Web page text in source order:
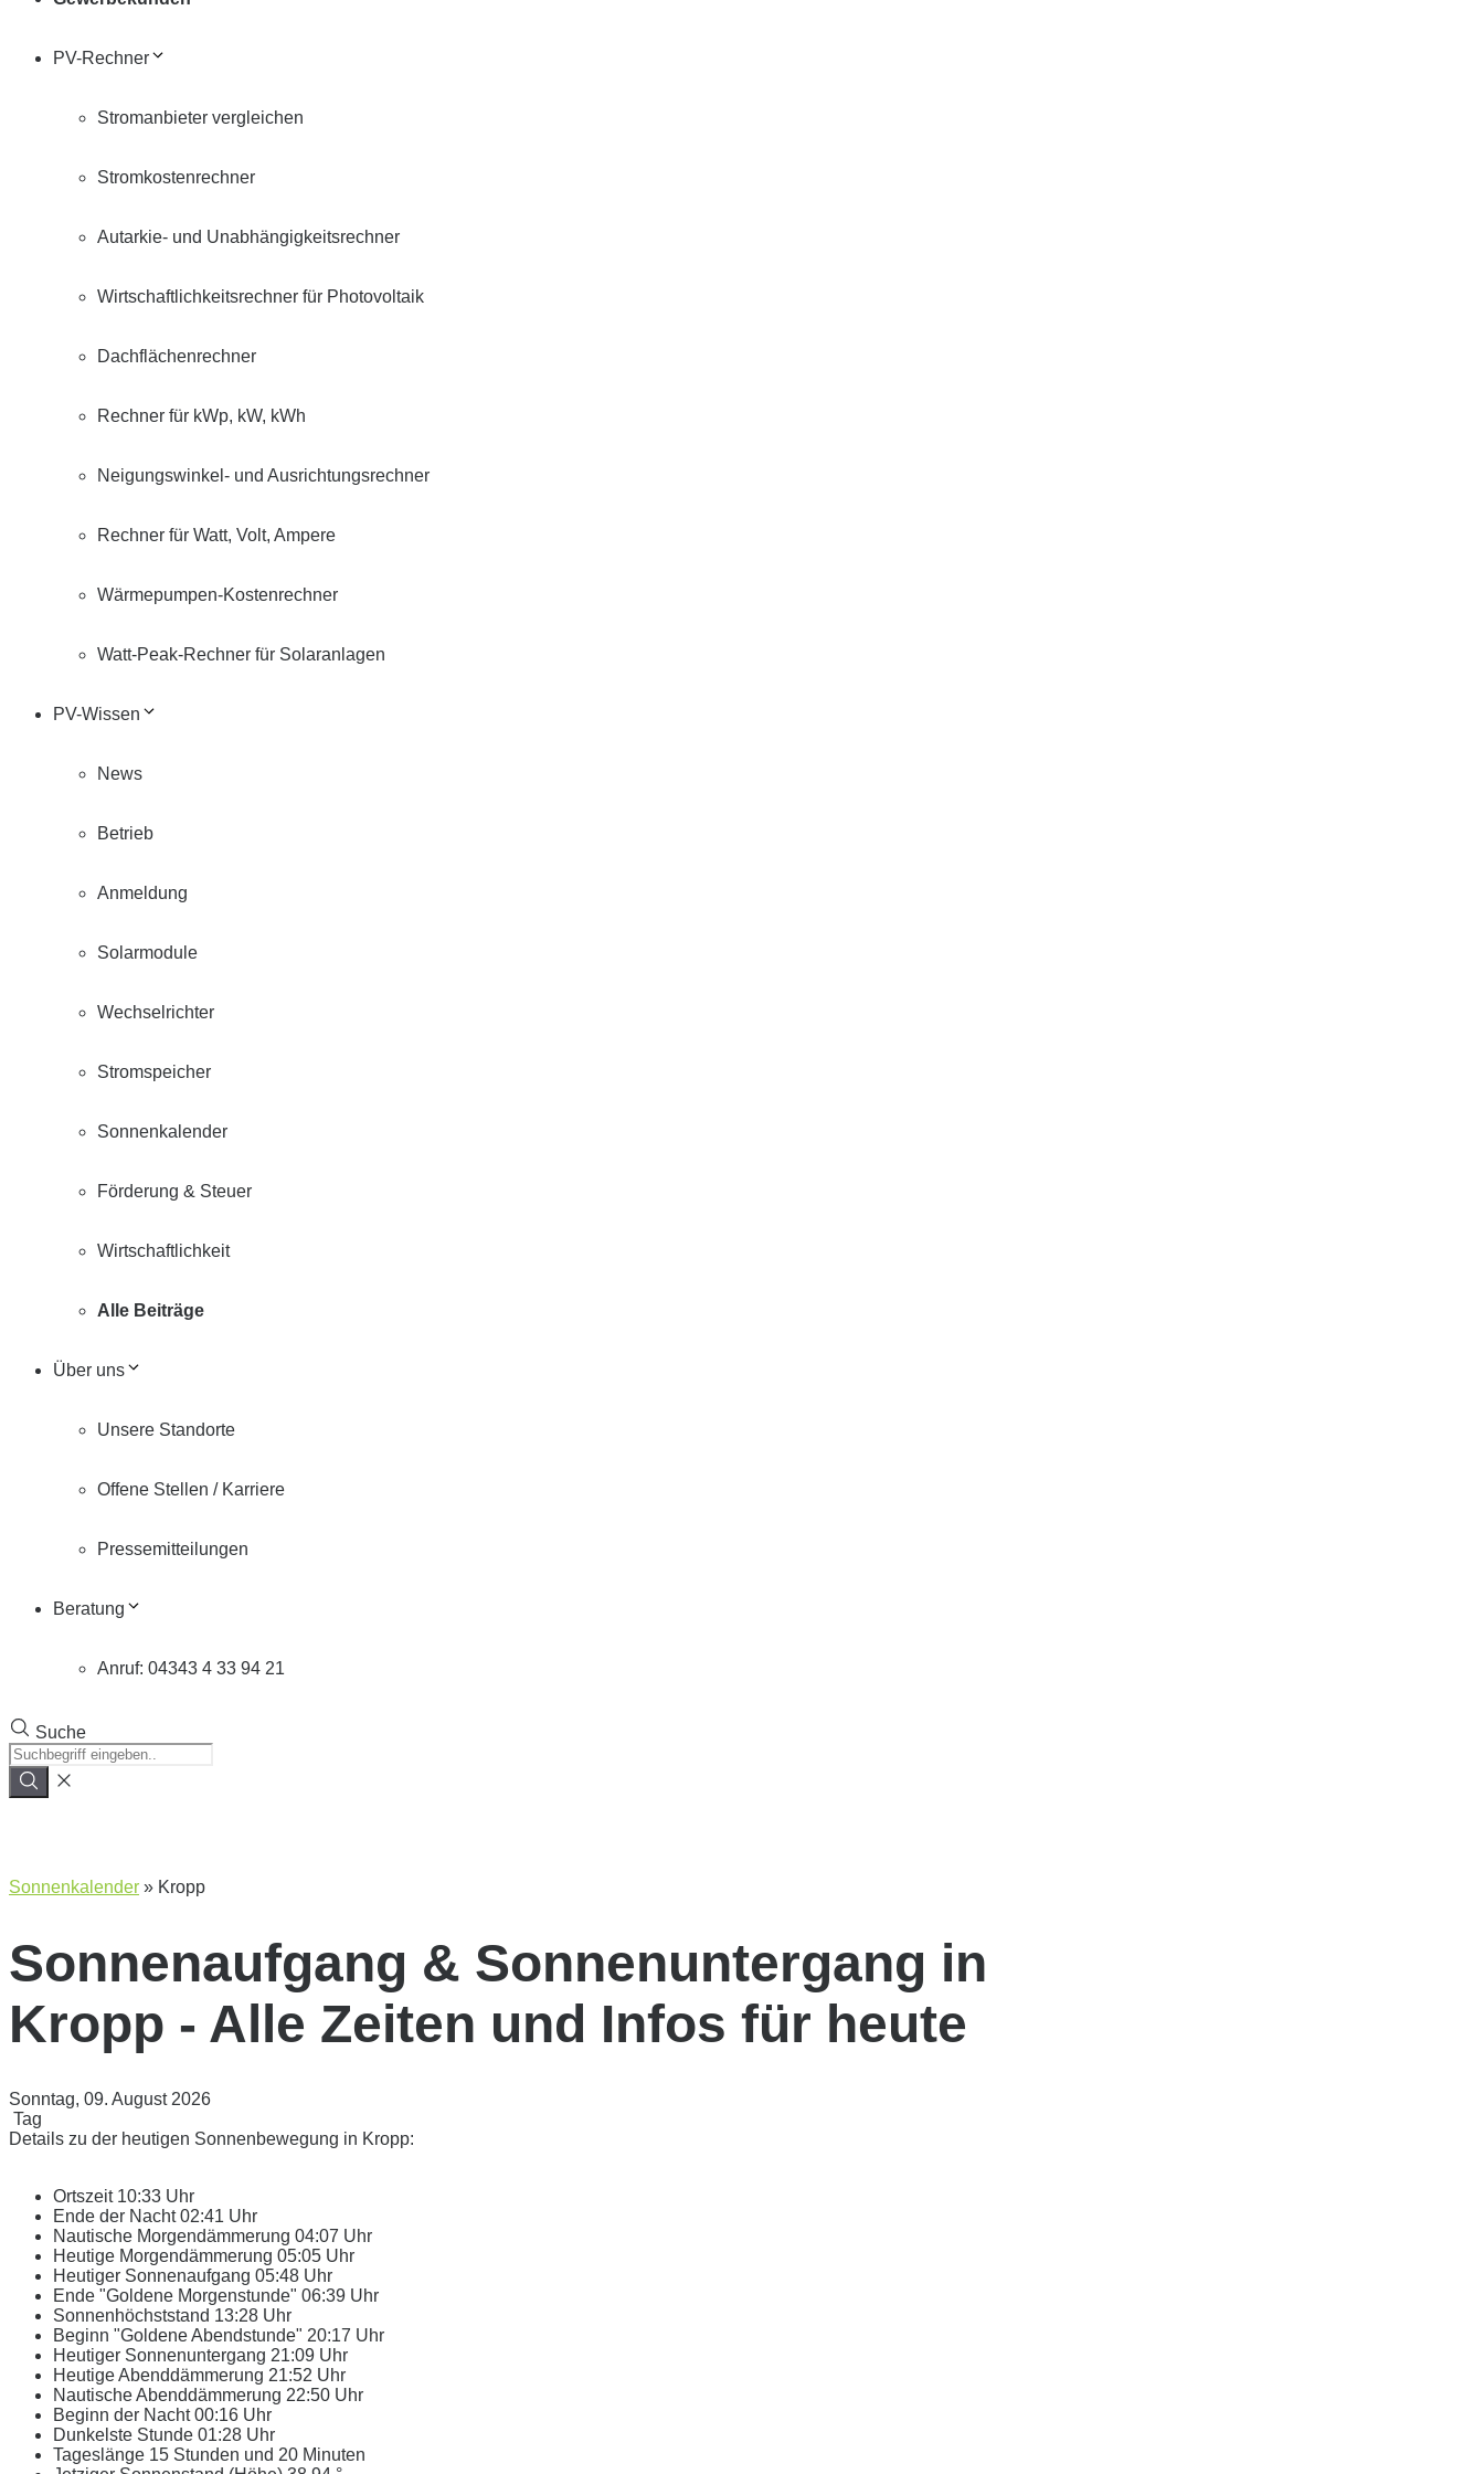
PV-Rechner
Stromanbieter vergleichen
Stromkostenrechner
Autarkie- und Unabhängigkeitsrechner
Wirtschaftlichkeitsrechner für Photovoltaik
Dachflächenrechner
Rechner für kWp, kW, kWh
Neigungswinkel- und Ausrichtungsrechner
Rechner für Watt, Volt, Ampere
Wärmepumpen-Kostenrechner
Watt-Peak-Rechner für Solaranlagen
PV-Wissen
News
Betrieb
Anmeldung
Solarmodule
Wechselrichter
Stromspeicher
Sonnenkalender
Förderung & Steuer
Wirtschaftlichkeit
Alle Beiträge
Über uns
Unsere Standorte
Offene Stellen / Karriere
Pressemitteilungen
Beratung
Anruf: 04343 4 33 94 21
Suche
Sonnenkalender » Kropp
Sonnenaufgang & Sonnenuntergang in
Kropp - Alle Zeiten und Infos für heute
Sonntag, 09. August 2026
Tag
Details zu der heutigen Sonnenbewegung in Kropp:
Ortszeit 10:33 Uhr
Ende der Nacht02:41 Uhr
Nautische Morgendämmerung 04:07 Uhr
Heutige Morgendämmerung 05:05 Uhr
Heutiger Sonnenaufgang 05:48 Uhr
Ende "Goldene Morgenstunde" 06:39 Uhr
Sonnenhöchststand 13:28 Uhr
Beginn "Goldene Abendstunde" 20:17 Uhr
Heutiger Sonnenuntergang 21:09 Uhr
Heutige Abenddämmerung 21:52 Uhr
Nautische Abenddämmerung 22:50 Uhr
Beginn der Nacht00:16 Uhr
Dunkelste Stunde 01:28 Uhr
Tageslänge 15 Stunden und 20 Minuten